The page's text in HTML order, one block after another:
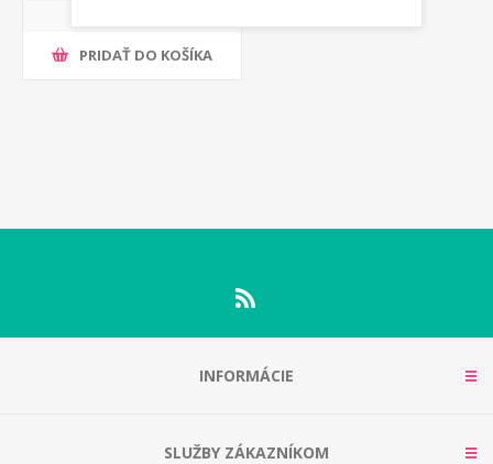
PRIDAŤ DO KOŠÍKA
INFORMÁCIE
SLUŽBY ZÁKAZNÍKOM